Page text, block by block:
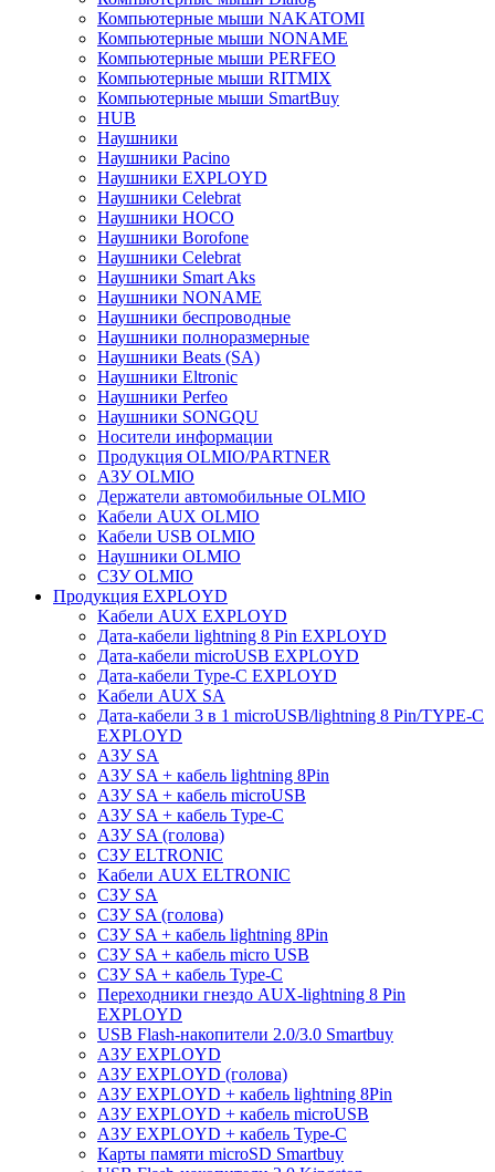
Компьютерные мыши NAKATOMI
Компьютерные мыши NONAME
Компьютерные мыши PERFEO
Компьютерные мыши RITMIX
Компьютерные мыши SmartBuy
HUB
Наушники
Наушники Pacino
Наушники EXPLOYD
Наушники Celebrat
Наушники HOCO
Наушники Borofone
Наушники Celebrat
Наушники Smart Aks
Наушники NONAME
Наушники беспроводные
Наушники полноразмерные
Наушники Beats (SA)
Наушники Eltronic
Наушники Perfeo
Наушники SONGQU
Носители информации
Продукция OLMIO/PARTNER
АЗУ OLMIO
Держатели автомобильные OLMIO
Кабели AUX OLMIO
Кабели USB OLMIO
Наушники OLMIO
СЗУ OLMIO
Продукция EXPLOYD
Kабели AUX EXPLOYD
Дата-кабели lightning 8 Pin EXPLOYD
Дата-кабели microUSB EXPLOYD
Дата-кабели Type-C EXPLOYD
Kабели AUX SA
Дата-кабели 3 в 1 microUSB/lightning 8 Pin/TYPE-C
EXPLOYD
АЗУ SA
АЗУ SA + кабель lightning 8Pin
АЗУ SA + кабель microUSB
АЗУ SA + кабель Type-C
АЗУ SA (голова)
СЗУ ELTRONIC
Kабели AUX ELTRONIC
СЗУ SA
СЗУ SA (голова)
СЗУ SA + кабель lightning 8Pin
СЗУ SA + кабель micro USB
СЗУ SA + кабель Type-C
Переходники гнездо AUX-lightning 8 Pin
EXPLOYD
USB Flash-накопители 2.0/3.0 Smartbuy
АЗУ EXPLOYD
АЗУ EXPLOYD (голова)
АЗУ EXPLOYD + кабель lightning 8Pin
АЗУ EXPLOYD + кабель microUSB
АЗУ EXPLOYD + кабель Type-C
Карты памяти microSD Smartbuy